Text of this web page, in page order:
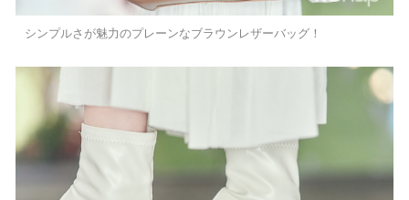
シンプルさが魅力のプレーンなブラウンレザーバッグ！